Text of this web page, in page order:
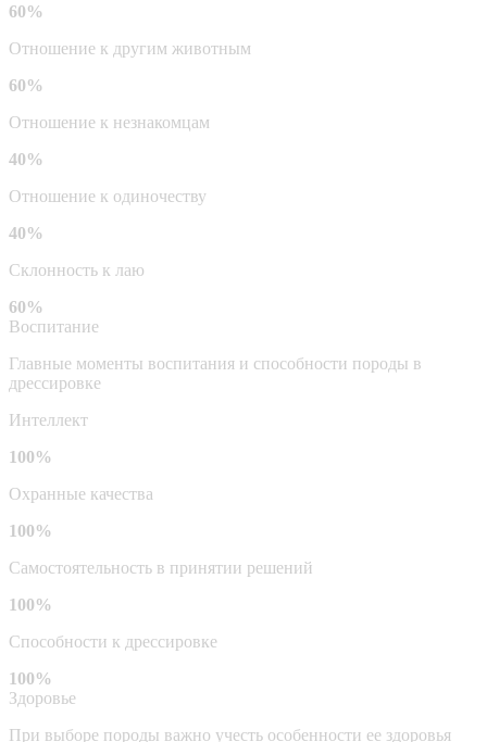
60%
Отношение к другим животным
60%
Отношение к незнакомцам
40%
Отношение к одиночеству
40%
Склонность к лаю
60%
Воспитание
Главные моменты воспитания и способности породы в
дрессировке
Интеллект
100%
Охранные качества
100%
Самостоятельность в принятии решений
100%
Способности к дрессировке
100%
Здоровье
При выборе породы важно учесть особенности ее здоровья